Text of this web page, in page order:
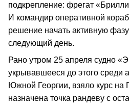
подкрепление: фрегат
И командир оперативной
решение начать активную
следующий день.
Рано утром 25 апреля судно
укрывавшееся до этого среди
Южной Георгии, взяло курс на
назначена точка рандеву с